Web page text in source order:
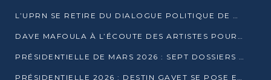
L’UPRN SE RETIRE DU DIALOGUE POLITIQUE DE DJAMBALA : TENSIONS DANS LE PRÉ-ÉLECTORAL CONGOLAIS
DAVE MAFOULA À L’ÉCOUTE DES ARTISTES POUR REDÉFINIR SA POLITIQUE CULTURELLE
PRÉSIDENTIELLE DE MARS 2026 : SEPT DOSSIERS DE CANDIDATURE ENREGISTRÉS À LA CLÔTURE DES DÉPÔTS
PRÉSIDENTIELLE 2026 : DESTIN GAVET SE POSE EN CANDIDAT DU « RAS-LE-BOL »